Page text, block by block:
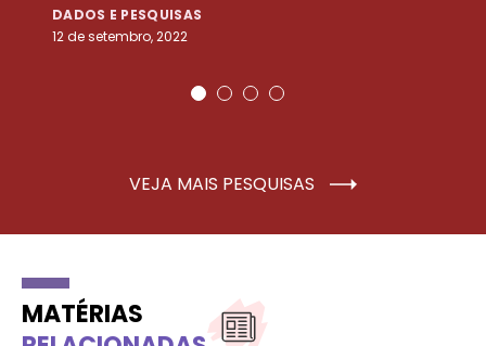
DADOS E PESQUISAS
12 de setembro, 2022
VEJA MAIS PESQUISAS
MATÉRIAS